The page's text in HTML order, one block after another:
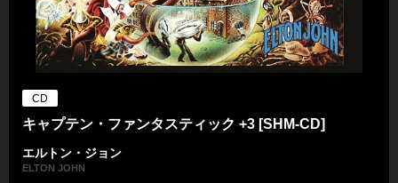
CD
キャプテン・ファンタスティック +3 [SHM-CD]
エルトン・ジョン
ELTON JOHN